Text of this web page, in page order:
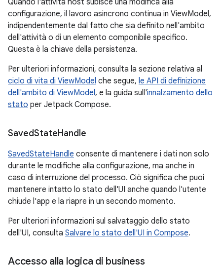
Quando l'attività host subisce una modifica alla
configurazione, il lavoro asincrono continua in ViewModel,
indipendentemente dal fatto che sia definito nell'ambito
dell'attività o di un elemento componibile specifico.
Questa è la chiave della persistenza.
Per ulteriori informazioni, consulta la sezione relativa al
ciclo di vita di ViewModel che segue, le API di definizione
dell'ambito di ViewModel, e la guida sull'innalzamento dello
stato per Jetpack Compose.
SavedStateHandle
SavedStateHandle consente di mantenere i dati non solo
durante le modifiche alla configurazione, ma anche in
caso di interruzione del processo. Ciò significa che puoi
mantenere intatto lo stato dell'UI anche quando l'utente
chiude l'app e la riapre in un secondo momento.
Per ulteriori informazioni sul salvataggio dello stato
dell'UI, consulta Salvare lo stato dell'UI in Compose.
Accesso alla logica di business